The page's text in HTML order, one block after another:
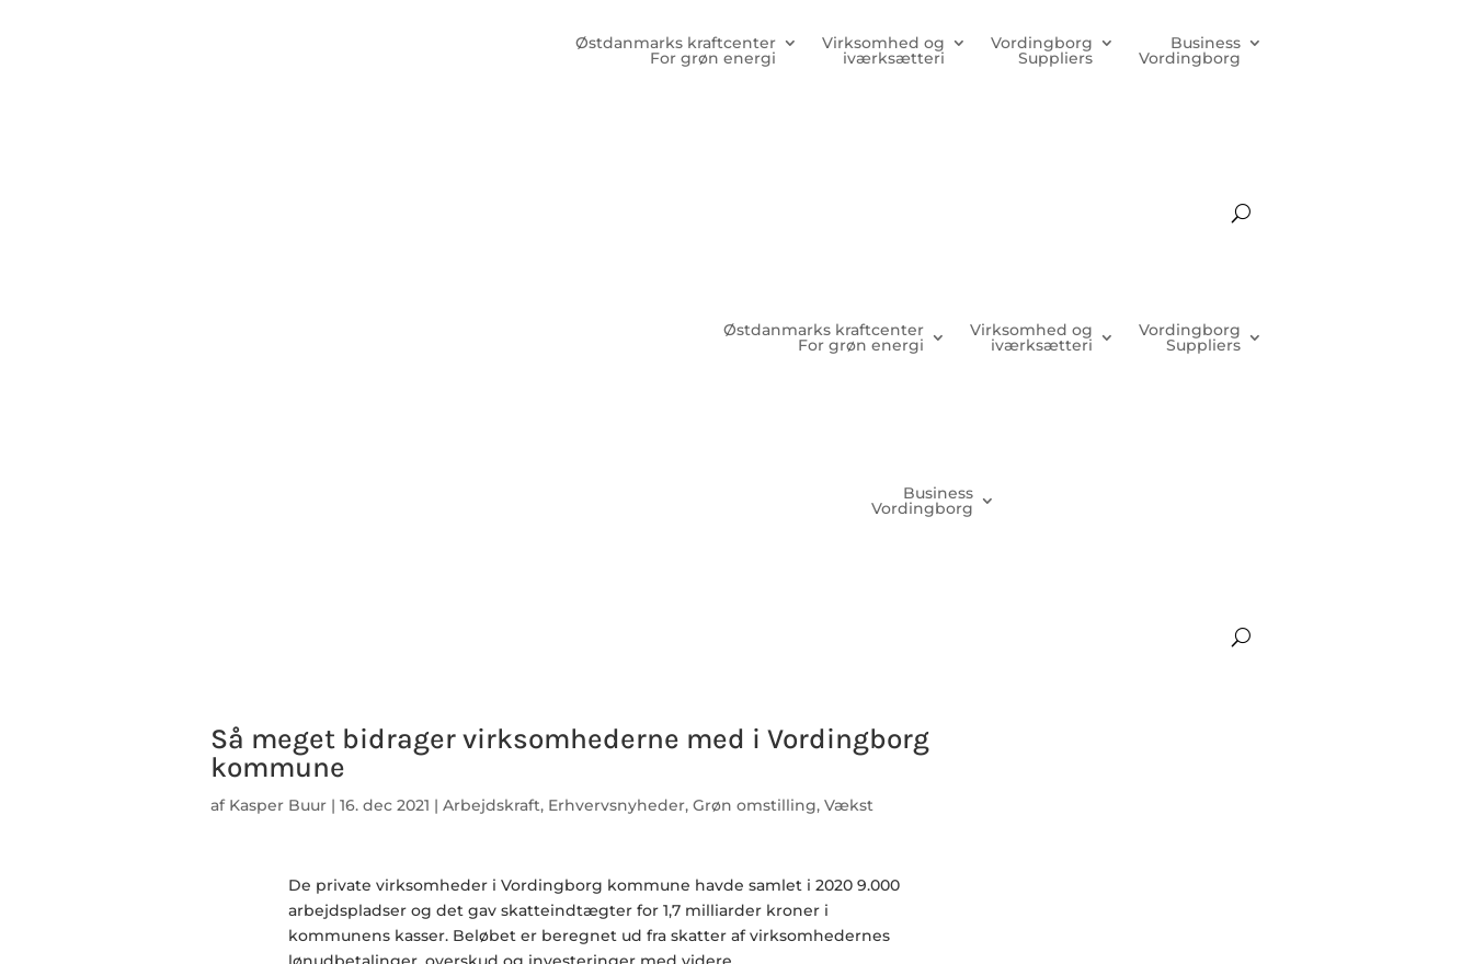
Østdanmarks kraftcenter
For grøn energi
Virksomhed og
iværksætteri
Vordingborg
Suppliers
Business
Vordingborg
Østdanmarks kraftcenter
For grøn energi
Virksomhed og
iværksætteri
Vordingborg
Suppliers
Business
Vordingborg
Så meget bidrager virksomhederne med i Vordingborg
kommune
af Kasper Buur | 16. dec 2021 | Arbejdskraft, Erhvervsnyheder, Grøn omstilling, Vækst
De private virksomheder i Vordingborg kommune havde samlet i 2020 9.000
arbejdspladser og det gav skatteindtægter for 1,7 milliarder kroner i
kommunens kasser. Beløbet er beregnet ud fra skatter af virksomhedernes